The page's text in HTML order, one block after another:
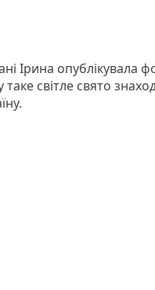
Ірина опублікувала
таке світле свято